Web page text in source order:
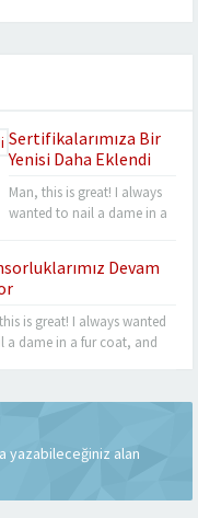
Sertifikalarımıza Bir
Yenisi Daha Eklendi
Man, this is great! I always
wanted to nail a dame in a
introduce me to one, sir.
One as sexy as you, baby!
Bender out. I never felt so
alive, Bender. Listen, this
Devam
is great! I always wanted
a dame in a fur coat, and
you, baby! Bender out. I
encrusted bra is
50 grand....
yazabileceğiniz alan